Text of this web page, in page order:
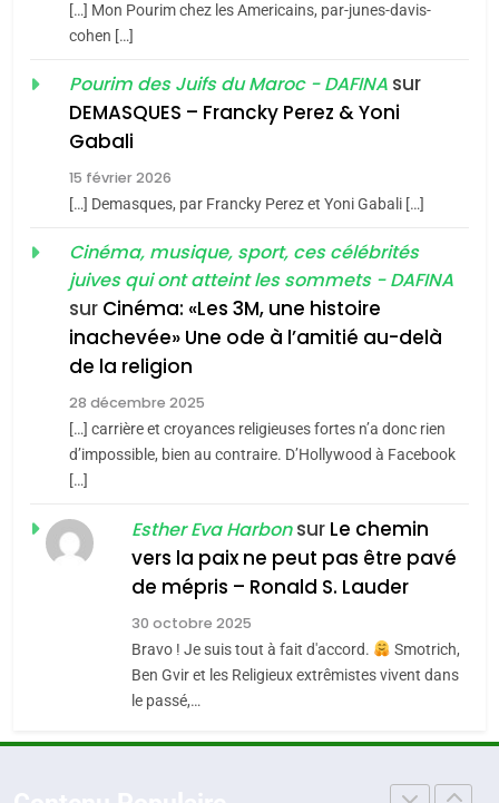
du terroir
Oeil ravageur – Vanessa
De Loya Stauber
«Tu dis génocide, je dis
guerre»: La nouvelle
chanson de Boy George
ISRAÉL JUDAISME
Accords d’Isaac:
l’alliance pourrait
s’étendre à 13 pays
d’Amérique latine
ISRAÉL JUDAISME
2025, l’année la plus
meurtrière selon le
[…] Mon Pourim chez les Americains, par-junes-davis-
cohen […]
Pourim des Juifs du Maroc - DAFINA sur
DEMASQUES – Francky Perez & Yoni
Gabali
15 février 2026
[…] Demasques, par Francky Perez et Yoni Gabali […]
Cinéma, musique, sport, ces célébrités
juives qui ont atteint les sommets - DAFINA
sur Cinéma: «Les 3M, une histoire
inachevée» Une ode à l’amitié au-delà
de la religion
28 décembre 2025
[…] carrière et croyances religieuses fortes n’a donc rien
d’impossible, bien au contraire. D’Hollywood à Facebook
[…]
Esther Eva Harbonsur Le chemin
vers la paix ne peut pas être pavé
de mépris – Ronald S. Lauder
30 octobre 2025
Bravo ! Je suis tout à fait d'accord.
Smotrich,
Ben Gvir et les Religieux extrêmistes vivent dans
le passé,…
meurtrière selon le rapport
l’antisémitisme
FIÈRE, DIGNE ET RÉSILIENTE :
POURQUOI JE REVENDIQUE
MA JUDAÏTE par Thérèse
Zrihen-Dvir
ISRAÉL
CE QUI NOUS MANQUE –
JUDAISME
Maroc : Les amandes de
Tafraout, le miel de Tadla
Azilal consacrés produits
du terroir
DAFINA MAROC
Oeil ravageur – Vanessa De